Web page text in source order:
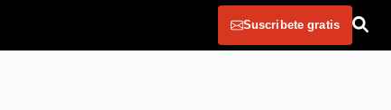
Suscribete gratis